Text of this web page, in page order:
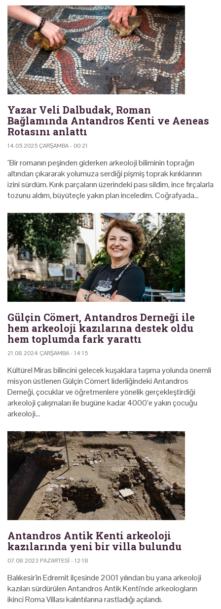
Yazar Veli Dalbudak, Roman
Bağlamında Antandros Kenti ve Aeneas
Rotasını anlattı
14.05.2025 ÇARŞAMBA - 00:21
"Bir romanın peşinden giderken arkeoloji biliminin toprağın
altından çıkararak yolumuza serdiği pişmiş toprak kırıklarının
izini sürdüm. Kırık parçaların üzerindeki pası sildim, ince fırçalarla
tozunu aldım, büyüteçle yakın plan inceledim. Coğrafyada…
Gülçin Cömert, Antandros Derneği ile
hem arkeoloji kazılarına destek oldu
hem toplumda fark yarattı
21.08.2024 ÇARŞAMBA - 14:15
Kültürel Miras bilincini gelecek kuşaklara taşıma yolunda önemli
misyon üstlenen Gülçin Cömert liderliğindeki Antandros
Derneği, çocuklar ve öğretmenlere yönelik gerçekleştirdiği
arkeoloji çalışmaları ile bugüne kadar 4000’e yakın çocuğu
arkeoloji…
Antandros Antik Kenti arkeoloji
kazılarında yeni bir villa bulundu
07.08.2023 PAZARTESI - 12:18
Balıkesir'in Edremit ilçesinde 2001 yılından bu yana arkeoloji
kazıları sürdürülen Antandros Antik Kenti'nde arkeologların
ikinci Roma Villası kalıntılarına rastladığı açılandı.